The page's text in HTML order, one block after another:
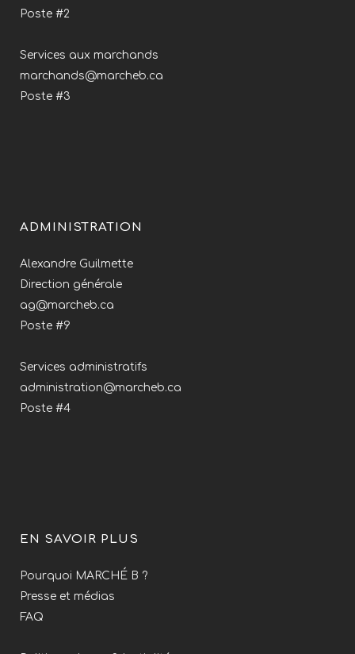
Poste #2
Services aux marchands
marchands@marcheb.ca
Poste #3
ADMINISTRATION
Alexandre Guilmette
Direction générale
ag@marcheb.ca
Poste #9
Services administratifs
administration@marcheb.ca
Poste #4
EN SAVOIR PLUS
Pourquoi MARCHÉ B ?
Presse et médias
FAQ